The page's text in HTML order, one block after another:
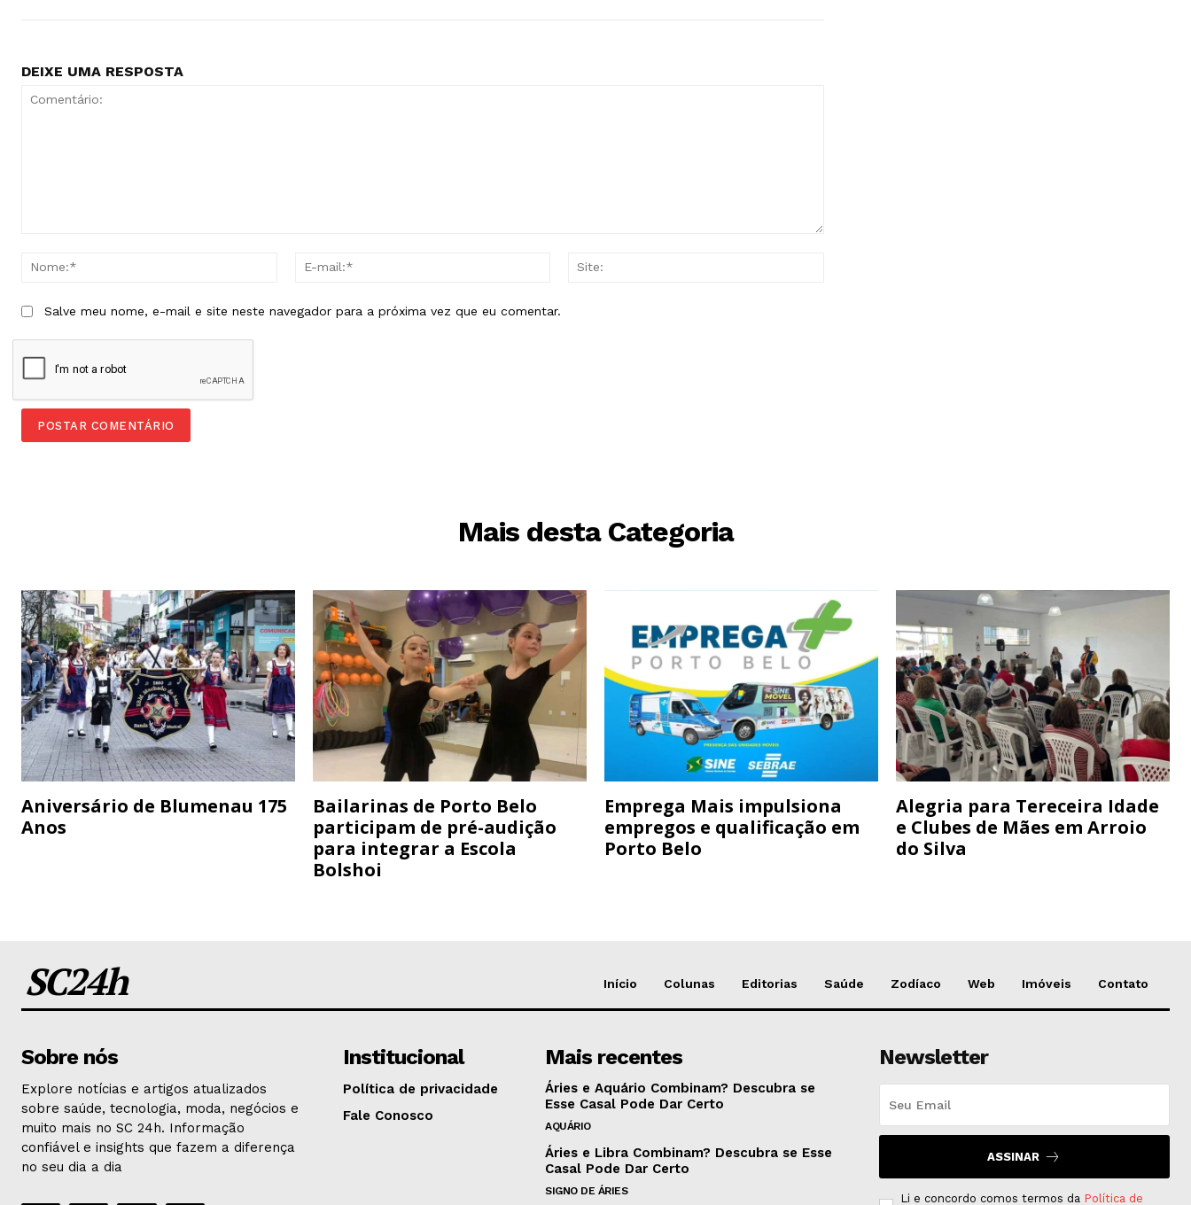
DEIXE UMA RESPOSTA
Nome:*
Salve meu nome, e-mail e site neste navegador para a próxima vez que eu comentar.
Mais desta Categoria
Aniversário de Blumenau 175
Anos
Bailarinas de Porto Belo
participam de pré-audição
para integrar a Escola
Bolshoi
Emprega Mais impulsiona
empregos e qualificação em
Porto Belo
Alegria para Tereceira Idade
e Clubes de Mães em Arroio
do Silva
SC24h Início Colunas Editorias Saúde Zodíaco Web Imóveis Contato
Sobre nós
Explore notícias e artigos atualizados
sobre saúde, tecnologia, moda, negócios e
muito mais no SC 24h. Informação
confiável e insights que fazem a diferença
no seu dia a dia
Institucional
Política de privacidade
Fale Conosco
Mais recentes
Áries e Aquário Combinam? Descubra se
Esse Casal Pode Dar Certo
AQUÁRIO
Áries e Libra Combinam? Descubra se Esse
Casal Pode Dar Certo
SIGNO DE ÁRIES
Newsletter
ASSINAR
Li e concordo comos termos da Política de